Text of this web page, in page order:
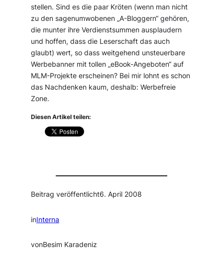
stellen. Sind es die paar Kröten (wenn man nicht
zu den sagenumwobenen „A-Bloggern“ gehören,
die munter ihre Verdienstsummen ausplaudern
und hoffen, dass die Leserschaft das auch
glaubt) wert, so dass weitgehend unsteuerbare
Werbebanner mit tollen „eBook-Angeboten“ auf
MLM-Projekte erscheinen? Bei mir lohnt es schon
das Nachdenken kaum, deshalb: Werbefreie
Zone.
Diesen Artikel teilen:
Beitrag veröffentlicht6. April 2008
inInterna
vonBesim Karadeniz